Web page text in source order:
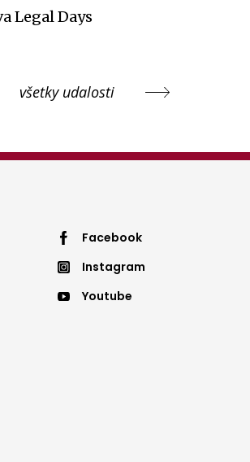
Legal Days
všetky udalosti
Footer
menu
Facebook
Instagram
Youtube